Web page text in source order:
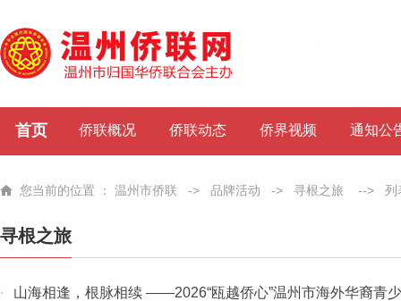
首页 侨联概况 侨联动态 侨界视频 通知公
您当前的位置 ： 温州市侨联 -> 品牌活动 -> 寻根之旅 --> 列
寻根之旅
· 山海相逢，根脉相续 ——2026“瓯越侨心”温州市海外华裔青